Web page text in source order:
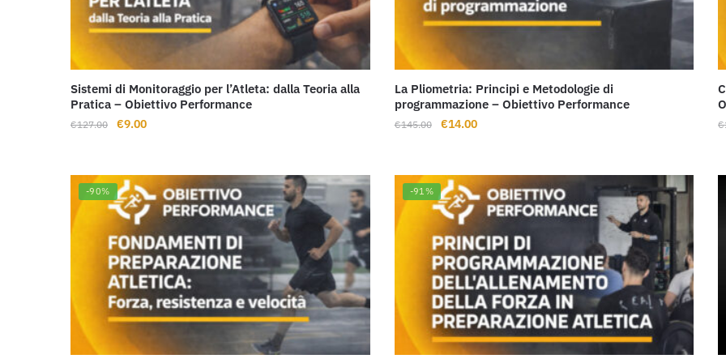
Sistemi di Monitoraggio per l’Atleta: dalla Teoria alla
Pratica – Obiettivo Performance
€127.00
Il
era:
€127.00.
€9.00Il
è:
€9.00.
La Pliometria: Principi e Metodologie di
programmazione – Obiettivo Performance
€145.00
Il
era:
€145.00.
€14.00Il
è:
€14.00.
€
-90% -91%